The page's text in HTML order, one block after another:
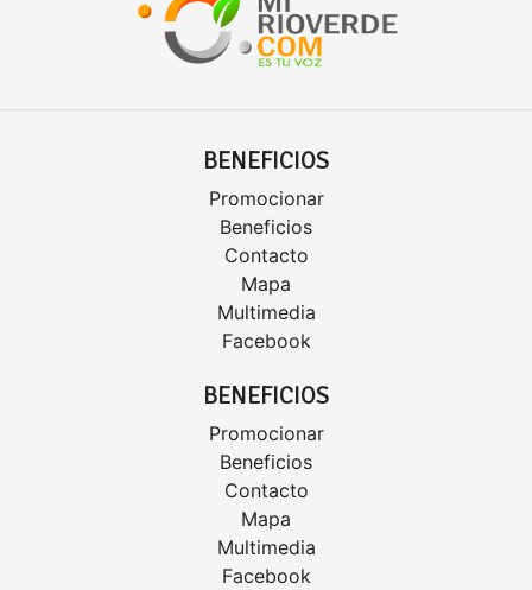
BENEFICIOS
Promocionar
Beneficios
Contacto
Mapa
Multimedia
Facebook
BENEFICIOS
Promocionar
Beneficios
Contacto
Mapa
Multimedia
Facebook